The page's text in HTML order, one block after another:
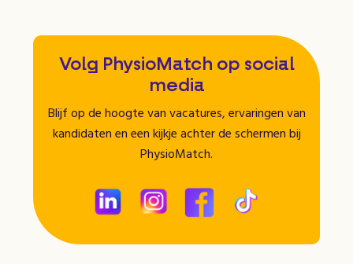
Volg PhysioMatch op social
media
Blijf op de hoogte van vacatures, ervaringen van
kandidaten en een kijkje achter de schermen bij
PhysioMatch.